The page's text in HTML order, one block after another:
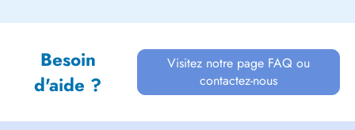
Besoin
d'aide ?
Visitez notre page FAQ ou
contactez-nous